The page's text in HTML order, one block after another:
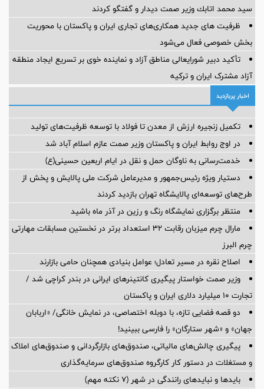
سيد محمد اتابك وزير صمت ديدار و گفتگو كردند
ظرفیت های جدید همکاری‌های تجاری ایران و پاکستان با محوریت
بخش خصوصی فعال می‌شود
تأکید دبیر شورایعالی مناطق آزاد و نماینده خوی بر تسریع ایجاد منطقه
آزاد مشترک ایران و ترکیه
اخبار پربازدید
تکمیل زنجیره ارزش از معدن تا فولاد با توسعه ظرفیت‌های تولید
در اوج روابط ایران و پاکستان وزیر صمت عازم اسلام آباد شد
خدمت‌رسانی به ناوگان حمل و نقل در ایام اربعین حسینی(ع)
دستیار ویژه رئیس‌جمهور و مدیرعامل شرکت ملی پالایش و پخش از
طرح‌های توسعه‌ای پالایشگاه تهران بازدید کردند
منتظر برگزاری نمایشگاه رنگ و رزین در آذر ماه باشید
مارال چرم میزبان رقابت ۳۲ استعداد برتر در نخستین مسابقات مهارتی
چرم البرز
اصلاح نقره در مسیر تعادل؛ عوامل بنیادی همچنان حامی بازارند
وزیر صمت خواستار پیگیری کانتینرهای ایرانی در بندر کراچی شد /
تجارت ۱۰ میلیارد دلاری ایران و پاکستان
دو قصه فضایی تازه، با دوبله اختصاصی، در نمایش خانگی/ «اربابان
جهان» و «شهر ستارگان» را فارسی ببینید!
پیگیری چالش‌های مالیاتی، صندوق‌های بازارگردانی و صندوق‌های املاک
و مستغلات در دستور کار کارگروه صندوق‌های سرمایه‌گذاری
بایدها و نبایدهای رانندگی در شهر (۷ نکته مهم)